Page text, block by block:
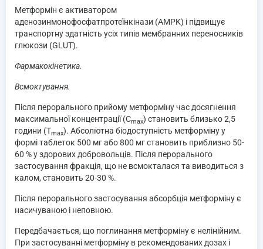
Метформін є активатором
аденозинмонофосфатпротеїнкінази (AMPK) і підвищує
транспортну здатність усіх типів мембранних переносників
глюкози (GLUT).
Фармакокінетика.
Всмоктування.
Після перорального прийому метформіну час досягнення
максимальної концентрації (Сmax) становить близько 2,5
години (Тmax). Абсолютна біодоступність метформіну у
формі таблеток 500 мг або 800 мг становить приблизно 50-
60 % у здорових добровольців. Після перорального
застосування фракція, що не всмокталася та виводиться з
калом, становить 20-30 %.
Після перорального застосування абсорбція метформіну є
насичуваною і неповною.
Передбачається, що поглинання метформіну є нелінійним.
При застосуванні метформіну в рекомендованих дозах і